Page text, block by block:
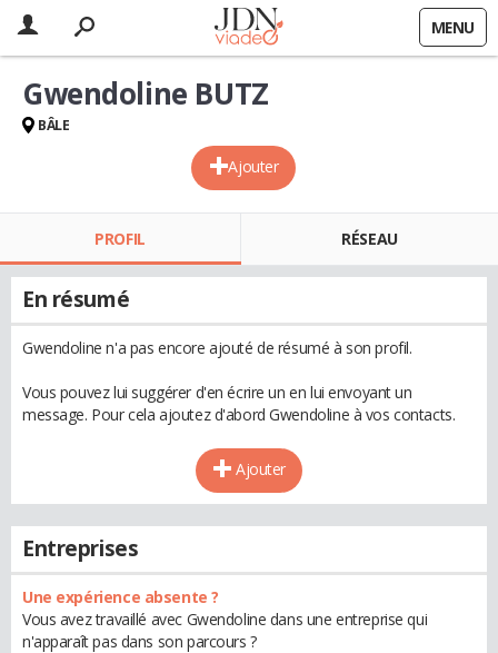
MENU
Ajouter
Gwendoline BUTZ
BÂLE
PROFIL RÉSEAU
En résumé
Gwendoline n'a pas encore ajouté de résumé à son profil.
Vous pouvez lui suggérer d'en écrire un en lui envoyant un
message. Pour cela ajoutez d'abord Gwendoline à vos contacts.
Ajouter
Entreprises
Une expérience absente ?
Vous avez travaillé avec Gwendoline dans une entreprise qui
n'apparaît pas dans son parcours ?